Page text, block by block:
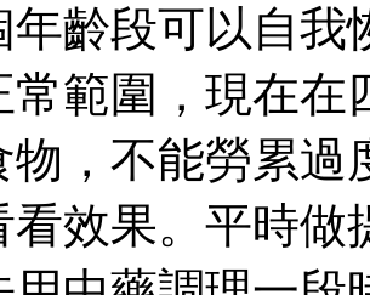
年齡段可以自我
常範圍，現在在
物，不能勞累過
看效果。平時